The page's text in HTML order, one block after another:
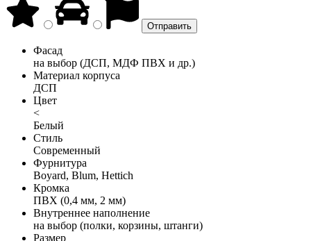
Фасад
на выбор (ДСП, МДФ ПВХ и др.)
Материал корпуса
ДСП
Цвет
<
Белый
Стиль
Современный
Фурнитура
Boyard, Blum, Hettich
Кромка
ПВХ (0,4 мм, 2 мм)
Внутреннее наполнение
на выбор (полки, корзины, штанги)
Размер